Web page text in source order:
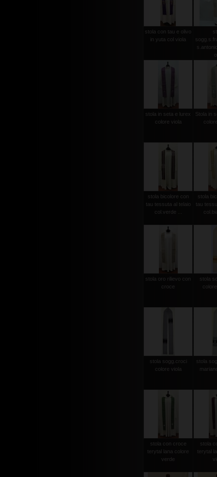
stola con tau e olivo
in yuta col viola
stola in seta e lurex
colore viola
Stola in
stola bicolore con
tau tessuta al telaio
col.verde ...
stola
tau
stola oro rilievo con
croce
stola
stola sogg.croci
colore viola
stola
stola con croce
terytal lana colore
verde
stola
terytal